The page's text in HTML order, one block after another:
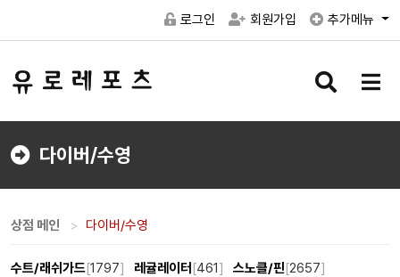
로그인 회원가입 추가메뉴
검
버
메
버
다이버/수영
상점 메인 다이버/수영
수트/래쉬가드[1797] 레귤레이터 [461] 스노클/핀[2657]